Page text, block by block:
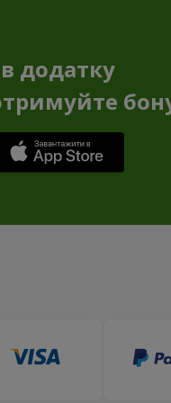
додатку